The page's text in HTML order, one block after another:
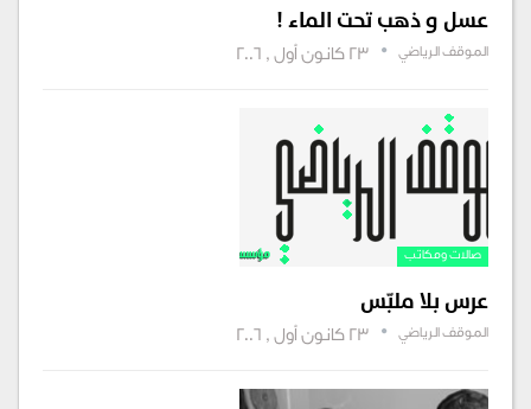
عسل و ذهب تحت الماء !
الموقف الرياضي 23 كانون أول , 2006
صالات ومكاتب‏‏
عرس بلا ملبّس
الموقف الرياضي 23 كانون أول , 2006